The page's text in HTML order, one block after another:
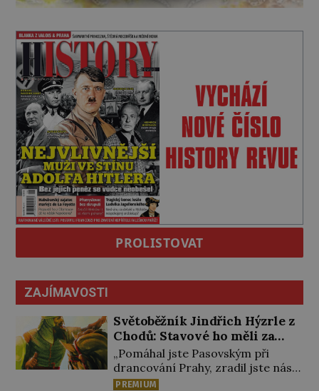
PROLISTOVAT
ZAJÍMAVOSTI
Světoběžník Jindřich Hýzrle z
Chodů: Stavové ho měli za
zrádce
„Pomáhal jste Pasovským při
drancování Prahy, zradil jste nás!“
nařknou čeští stavové hlavního
PREMIUM